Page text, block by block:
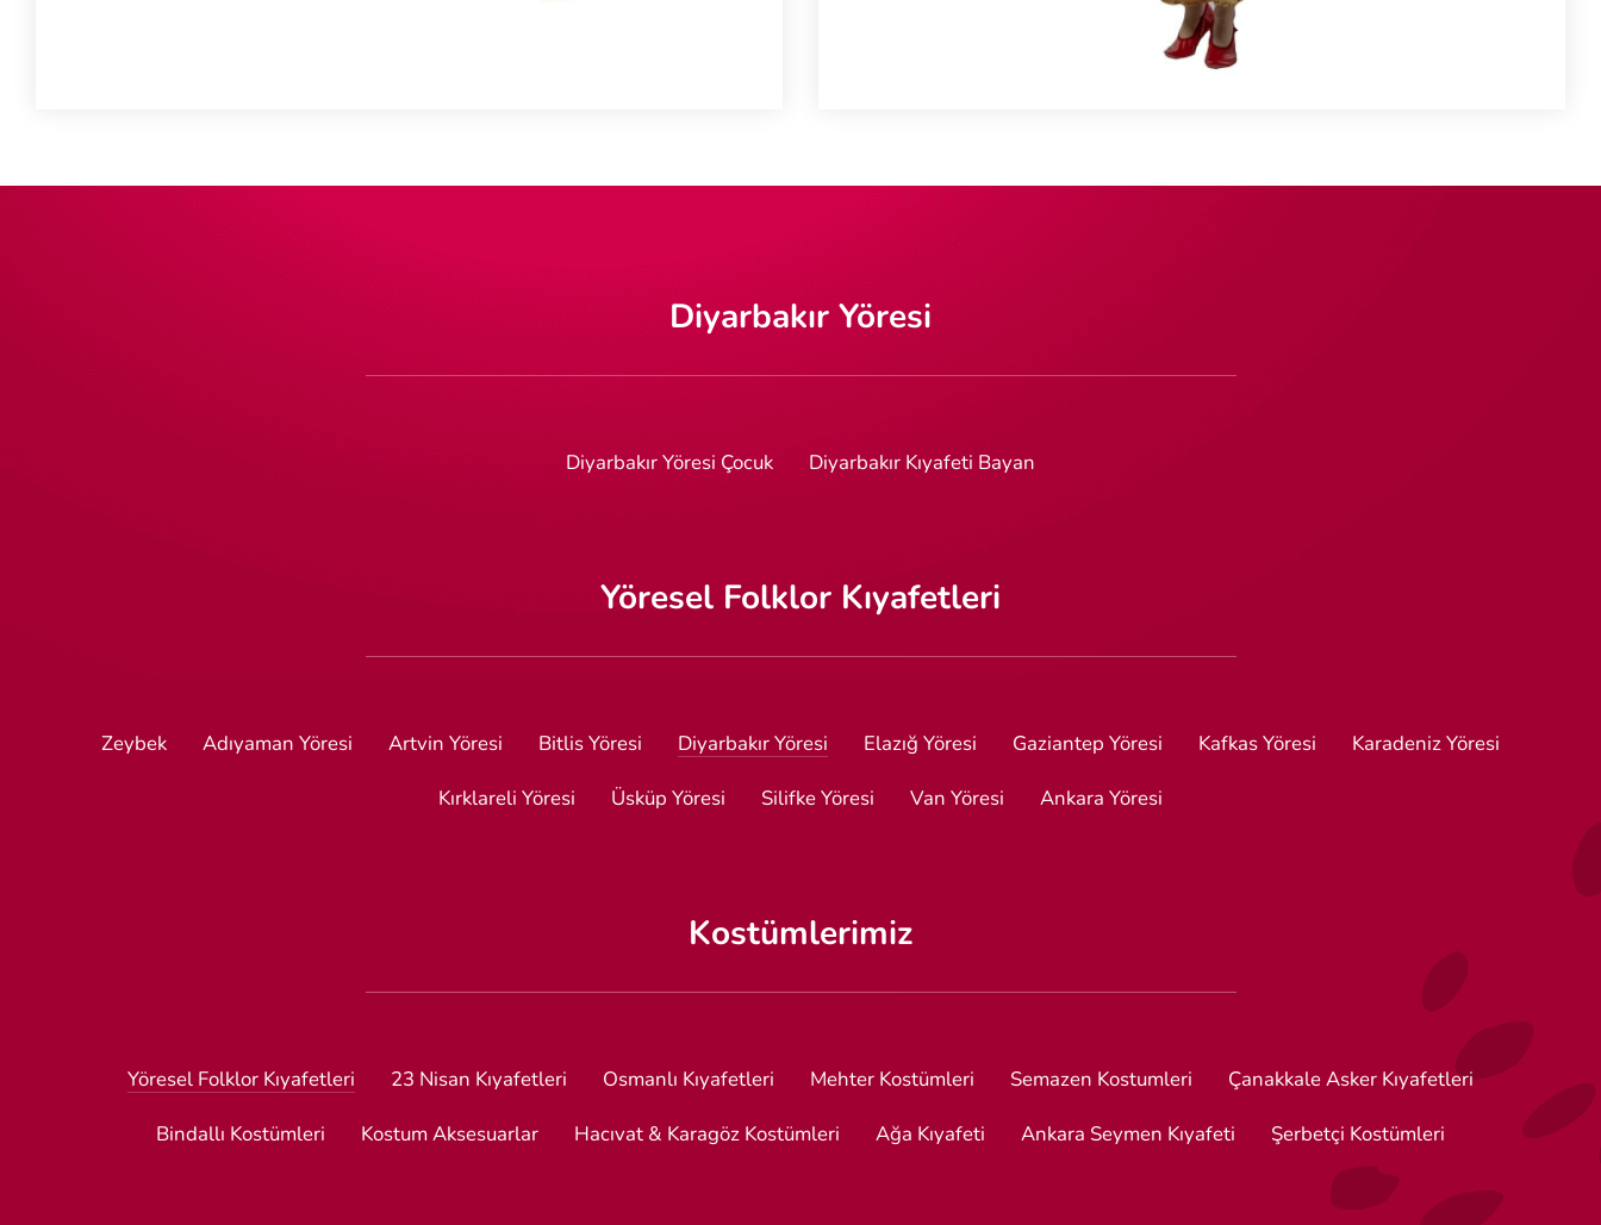
Diyarbakır Yöresi
Diyarbakır Yöresi Çocuk Diyarbakır Kıyafeti Bayan
Yöresel Folklor Kıyafetleri
Zeybek Adıyaman Yöresi Artvin Yöresi Bitlis Yöresi Diyarbakır Yöresi Elazığ Yöresi Gaziantep Yöresi Kafkas Yöresi
Karadeniz Yöresi
Kırklareli Yöresi
Üsküp Yöresi Silifke Yöresi Van Yöresi Ankara Yöresi
Kostümlerimiz
Yöresel Folklor Kıyafetleri 23 Nisan Kıyafetleri Osmanlı Kıyafetleri Mehter Kostümleri Semazen Kostumleri
Çanakkale Asker Kıyafetleri
Bindallı Kostümleri
Kostum Aksesuarlar Hacıvat & Karagöz Kostümleri Ağa Kıyafeti Ankara Seymen Kıyafeti Şerbetçi Kostümleri